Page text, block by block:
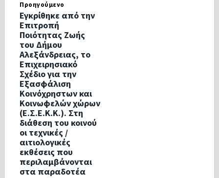
Προηγούμενο
Εγκρίθηκε από την
Επιτροπή
Ποιότητας Ζωής
του Δήμου
Αλεξάνδρειας, το
Επιχειρησιακό
Σχέδιο για την
Εξασφάλιση
Κοινόχρηστων και
Κοινωφελών χώρων
(Ε.Σ.Ε.Κ.Κ.). Στη
διάθεση του κοινού
οι τεχνικές /
αιτιολογικές
εκθέσεις που
περιλαμβάνονται
στα παραδοτέα